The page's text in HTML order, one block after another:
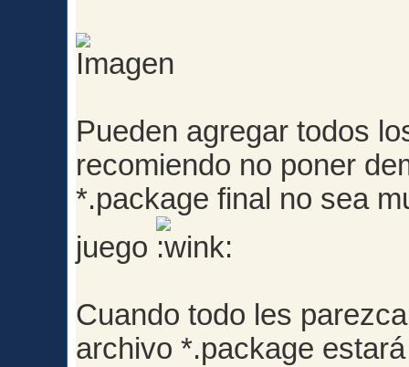
Pueden agregar todos
recomiendo no poner
*.package final no sea
juego
Cuando todo les
archivo *.package